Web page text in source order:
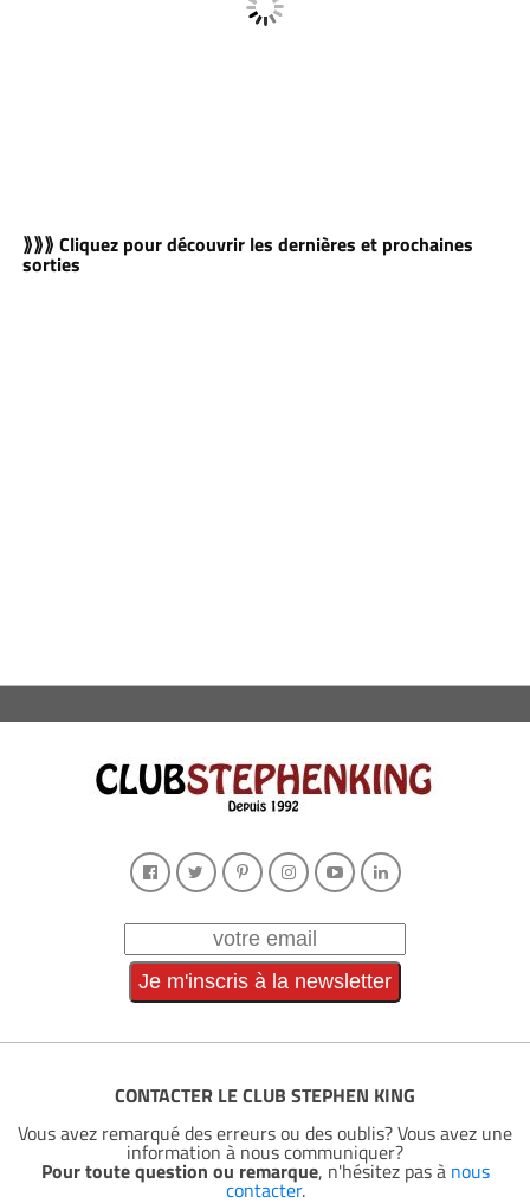
⟫⟫⟫ Cliquez pour découvrir les dernières et prochaines
sorties
CONTACTER LE CLUB STEPHEN KING
Vous avez remarqué des erreurs ou des oublis? Vous avez une
information à nous communiquer?
Pour toute question ou remarque, n'hésitez pas à nous
contacter.